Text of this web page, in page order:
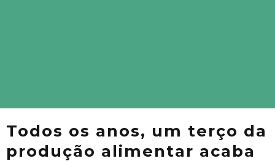
Todos os anos, um terço da
produção alimentar acaba